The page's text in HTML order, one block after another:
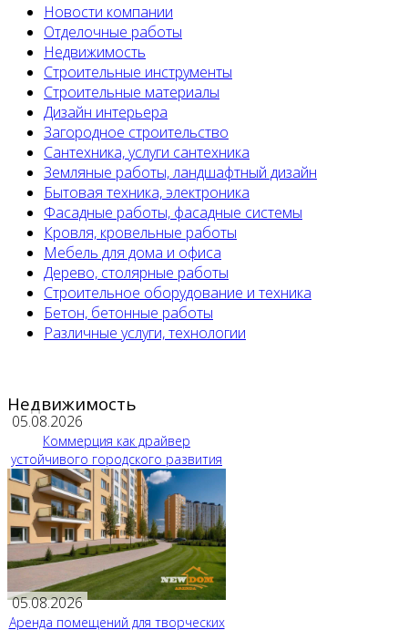
Новости компании
Отделочные работы
Недвижимость
Строительные инструменты
Строительные материалы
Дизайн интерьера
Загородное строительство
Сантехника, услуги сантехника
Земляные работы, ландшафтный дизайн
Бытовая техника, электроника
Фасадные работы, фасадные системы
Кровля, кровельные работы
Мебель для дома и офиса
Дерево, столярные работы
Строительное оборудование и техника
Бетон, бетонные работы
Различные услуги, технологии
Недвижимость
05.08.2026
Коммерция как драйвер
устойчивого городского развития
05.08.2026
Аренда помещений для творческих